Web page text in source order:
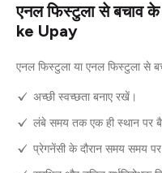
एनल फिस्टुला से बचाव
ke Upay
एनल फिस्टुला या एनल फिस्टुला से
अच्छी स्वच्छता बनाए रखें।
लंबे समय तक एक ही स्थान पर
प्रेगनेंसी के दौरान समय समय